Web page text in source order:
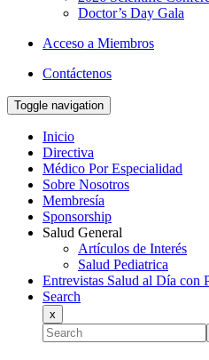
Doctor’s Day Gala
Acceso a Miembros
Contáctenos
Toggle navigation
Inicio
Directiva
Médico Por Especialidad
Sobre Nosotros
Membresía
Sponsorship
Salud General
Artículos de Interés
Salud Pediatrica
Entrevistas Salud al Día con
Search
x